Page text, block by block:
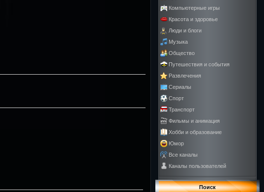
Компьютерные игры
Красота и здоровье
Люди и блоги
Музыка
Общество
Путешествия и события
Развлечения
Сериалы
Спорт
Транспорт
Фильмы и анимация
Хобби и образование
Юмор
Все каналы
Каналы пользователей
Поиск